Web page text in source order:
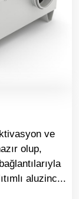
ve
olup,
aluzinc...